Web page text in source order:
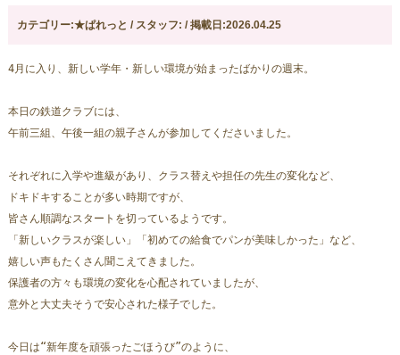
カテゴリー:★ぱれっと / スタッフ: / 掲載日:2026.04.25
4月に入り、新しい学年・新しい環境が始まったばかりの週末。
本日の鉄道クラブには、
午前三組、午後一組の親子さんが参加してくださいました。
それぞれに入学や進級があり、クラス替えや担任の先生の変化など、
ドキドキすることが多い時期ですが、
皆さん順調なスタートを切っているようです。
「新しいクラスが楽しい」「初めての給食でパンが美味しかった」など、
嬉しい声もたくさん聞こえてきました。
保護者の方々も環境の変化を心配されていましたが、
意外と大丈夫そうで安心された様子でした。
今日は“新年度を頑張ったごほうび”のように、